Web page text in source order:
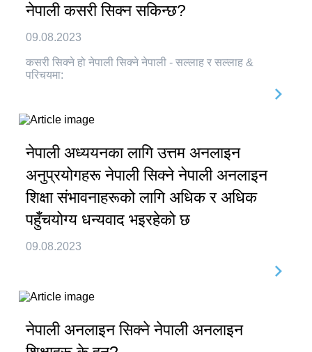
नेपाली कसरी सिक्न सकिन्छ?
09.08.2023
कसरी सिक्ने हो नेपाली सिक्ने नेपाली - सल्लाह र सल्लाह &
परिचयमा:
नेपाली अध्ययनका लागि उत्तम अनलाइन
अनुप्रयोगहरू नेपाली सिक्ने नेपाली अनलाइन
शिक्षा संभावनाहरूको लागि अधिक र अधिक
पहुँचयोग्य धन्यवाद भइरहेको छ
09.08.2023
नेपाली अनलाइन सिक्ने नेपाली अनलाइन